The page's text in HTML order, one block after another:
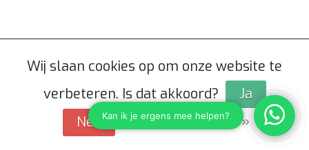
Wij slaan cookies op om onze website te
verbeteren. Is dat akkoord?
Ja
Nee
Meer over cookies »